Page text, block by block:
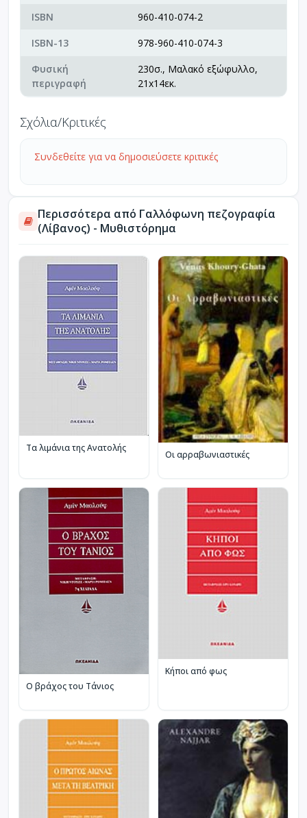
ISBN
960-410-074-2
ISBN-13
978-960-410-074-3
Φυσική
περιγραφή
230σ., Μαλακό εξώφυλλο,
21x14εκ.
Σχόλια/Κριτικές
Συνδεθείτε για να δημοσιεύσετε κριτικές
Περισσότερα από Γαλλόφωνη πεζογραφία
(Λίβανος) - Μυθιστόρημα
Τα λιμάνια της Ανατολής
Οι αρραβωνιαστικές
Ο βράχος του Τάνιος
Κήποι από φως